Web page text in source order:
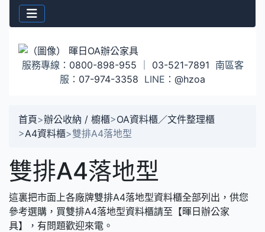
服務專線： 0800-898-955 03-521-7891 南區客
服： 07-974-3358 LINE： @hzoa
首頁>辦公收納 / 櫥櫃>OA資料櫃／文件整理櫃
>A4資料櫃>雙排A4落地型
雙排A4落地型
這裏把市面上各廠牌雙排A4落地型資料櫃全部列出，供您
參考選購，買雙排A4落地型資料櫃請至【暉日辦公家
具】，有問題歡迎來電。